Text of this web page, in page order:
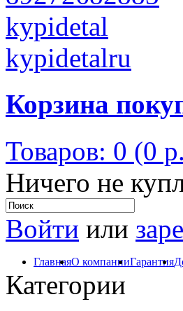
kypidetal
kypidetalru
Корзина
Товаров: 0 (0
Ничего не
Войти или
ГлавнаяО компанииГарантия
Категории